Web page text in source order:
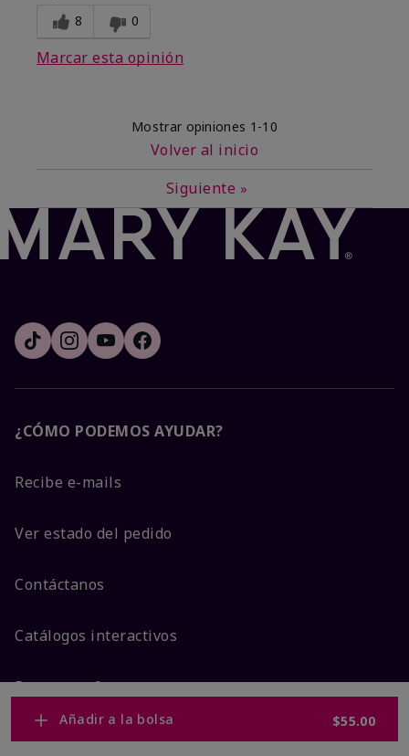
Añadir a la bolsa $55.00
8 0
Marcar esta opinión
Mostrar opiniones 1-10
Volver al inicio
Siguiente »
¿CÓMO PODEMOS AYUDAR?
Recibe e-mails
Ver estado del pedido
Contáctanos
Catálogos interactivos
Preguntas frecuentes